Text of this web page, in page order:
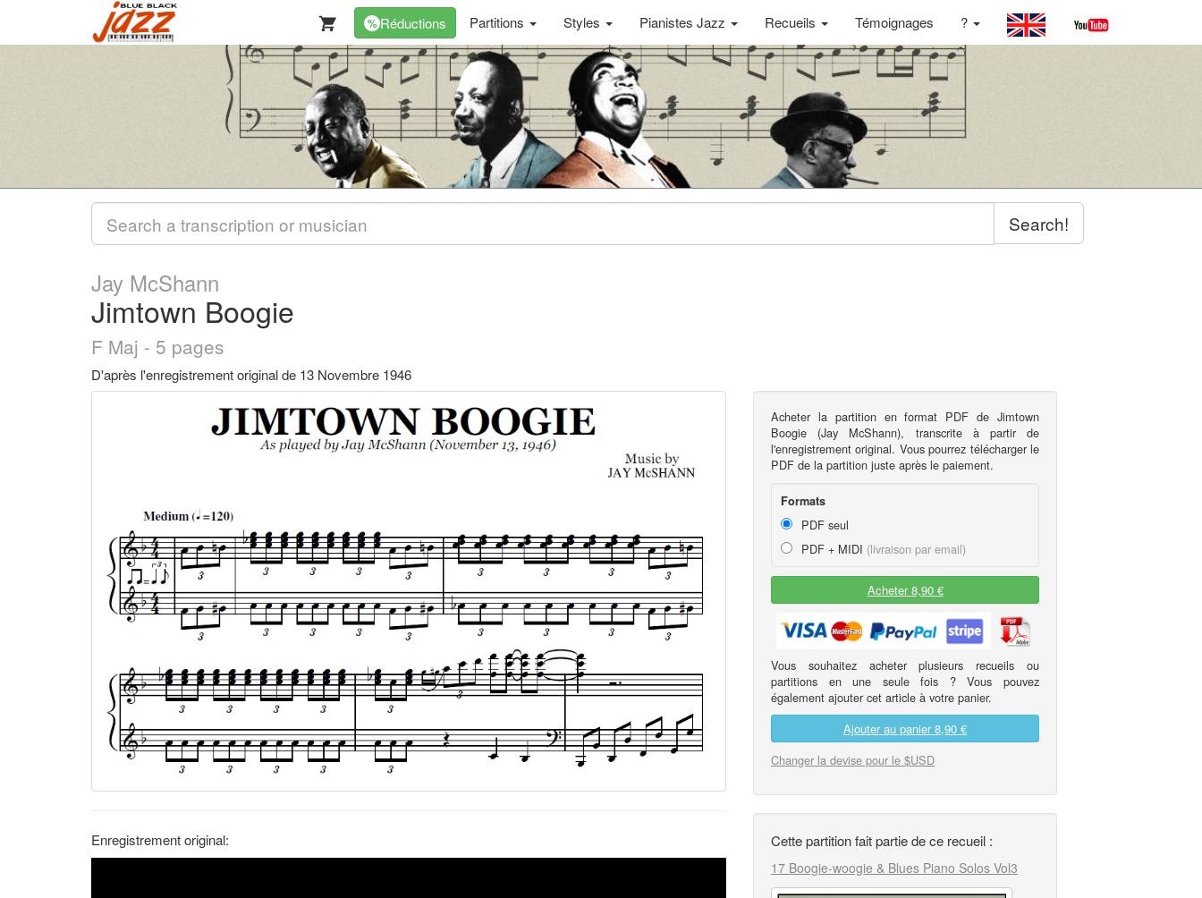
% Réductions Partitions Styles Pianistes Jazz Recueils Témoignages ?
Search!
Jay McShann
Jimtown Boogie
F Maj - 5 pages
D'après l'enregistrement original de 13 Novembre 1946
Enregistrement original:
Acheter la partition en format PDF de Jimtown
Boogie (Jay McShann), transcrite à partir de
l'enregistrement original. Vous pourrez télécharger le
PDF de la partition juste après le paiement.
Formats
PDF seul
PDF + MIDI (livraison par email)
Acheter 8,90 €
Vous souhaitez acheter plusieurs recueils ou
partitions en une seule fois ? Vous pouvez
également ajouter cet article à votre panier.
Ajouter au panier8,90 €
Changer la devise pour le $USD
Cette partition fait partie de ce recueil :
17 Boogie-woogie & Blues Piano Solos Vol3